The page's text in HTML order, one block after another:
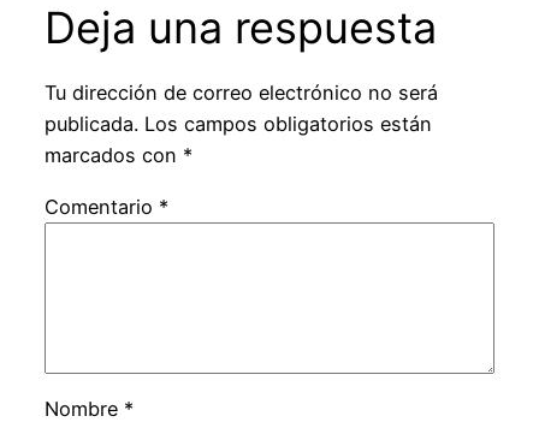
Deja una respuesta
Tu dirección de correo electrónico no será
publicada. Los campos obligatorios están
marcados con *
Comentario *
Nombre *